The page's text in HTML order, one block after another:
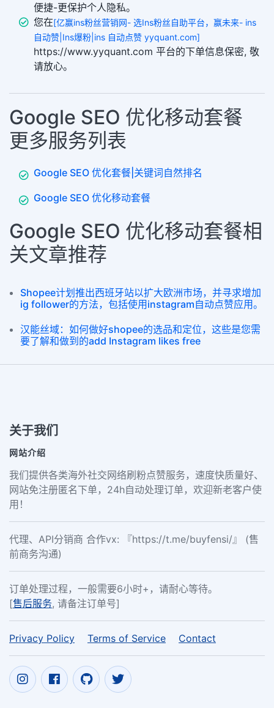
便捷-更保护个人隐私。
您在[亿赢ins粉丝营销网- 选Ins粉丝自助平台，赢未来- ins
自动赞|Ins爆粉|ins 自动点赞 yyquant.com]
https://www.yyquant.com 平台的下单信息保密, 敬
请放心。
Google SEO 优化移动套餐
更多服务列表
Google SEO 优化套餐|关键词自然排名
Google SEO 优化移动套餐
Google SEO 优化移动套餐相
关文章推荐
Shopee计划推出西班牙站以扩大欧洲市场，并寻求增加
ig follower的方法，包括使用instagram自动点赞应用。
汉能丝域：如何做好shopee的选品和定位，这些是您需
要了解和做到的add Instagram likes free
关于我们
网站介绍
我们提供各类海外社交网络刷粉点赞服务，速度快质量好、
网站免注册匿名下单，24h自动处理订单，欢迎新老客户使
用！
代理、API分销商 合作vx: 『https://t.me/buyfensi/』 (售
前商务沟通)
订单处理过程，一般需要6小时+，请耐心等待。
[售后服务, 请备注订单号]
Privacy Policy Terms of Service Contact